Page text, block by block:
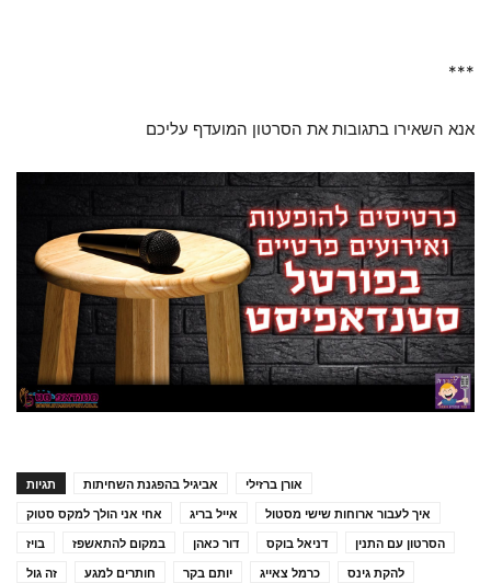
***
אנא השאירו בתגובות את הסרטון המועדף עליכם
תגיות אביגיל בהפגנת השחיתות
אורן ברזילי
אחי אני הולך למקס סטוק
אייל בריג
איך לעבור ארוחות שישי מסטול
בויז
במקום להתאשפז דור כאהן דניאל בוקס
הסרטון עם התנין
זה גול
חותרים למגע יותם בקר כרמל צאייג
להקת גינס